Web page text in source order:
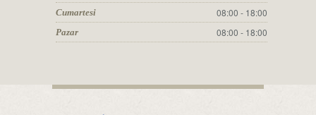
Cumartesi 08:00 - 18:00
Pazar 08:00 - 18:00